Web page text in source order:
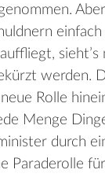
werden.
Rolle
Menge
durch
Paraderolle